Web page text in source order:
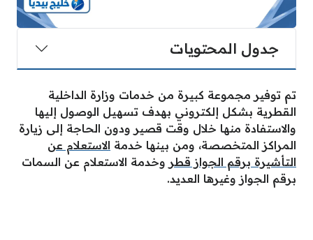
جدول المحتويات
تم توفير مجموعة كبيرة من خدمات وزارة الداخلية
القطرية بشكل إلكتروني بهدف تسهيل الوصول إليها
والاستفادة منها خلال وقت قصير ودون الحاجة إلى زيارة
المراكز المتخصصة، ومن بينها خدمة الاستعلام عن
التأشيرة برقم الجواز قطر وخدمة الاستعلام عن السمات
برقم الجواز وغيرها العديد.